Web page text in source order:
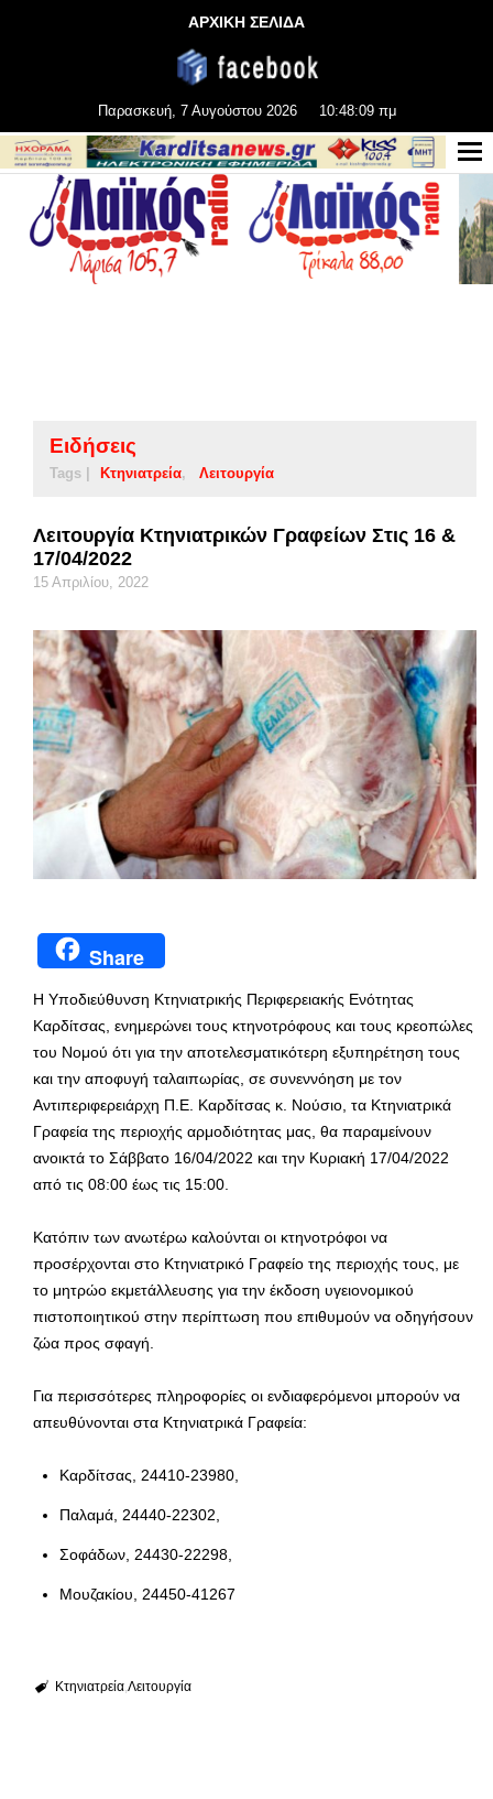
ΑΡΧΙΚΗ ΣΕΛΙΔΑ
Παρασκευή, 7 Αυγούστου 2026 10:48:09 πμ
Ειδήσεις
Tags | Κτηνιατρεία Λειτουργία
Λειτουργία Κτηνιατρικών Γραφείων Στις 16 &
17/04/2022
15 Απριλίου, 2022
Share
Η Υποδιεύθυνση Κτηνιατρικής Περιφερειακής Ενότητας
Καρδίτσας, ενημερώνει τους κτηνοτρόφους και τους κρεοπώλες
του Νομού ότι για την αποτελεσματικότερη εξυπηρέτηση τους
και την αποφυγή ταλαιπωρίας, σε συνεννόηση με τον
Αντιπεριφερειάρχη Π.Ε. Καρδίτσας κ. Νούσιο, τα Κτηνιατρικά
Γραφεία της περιοχής αρμοδιότητας μας, θα παραμείνουν
ανοικτά το Σάββατο 16/04/2022 και την Κυριακή 17/04/2022
από τις 08:00 έως τις 15:00.
Κατόπιν των ανωτέρω καλούνται οι κτηνοτρόφοι να
προσέρχονται στο Κτηνιατρικό Γραφείο της περιοχής τους, με
το μητρώο εκμετάλλευσης για την έκδοση υγειονομικού
πιστοποιητικού στην περίπτωση που επιθυμούν να οδηγήσουν
ζώα προς σφαγή.
Για περισσότερες πληροφορίες οι ενδιαφερόμενοι μπορούν να
απευθύνονται στα Κτηνιατρικά Γραφεία:
Καρδίτσας, 24410-23980,
Παλαμά, 24440-22302,
Σοφάδων, 24430-22298,
Μουζακίου, 24450-41267
Κτηνιατρεία Λειτουργία